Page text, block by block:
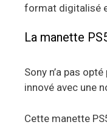
format digitalisé
La manette
Sony n’a pas
innové avec une
Cette manette